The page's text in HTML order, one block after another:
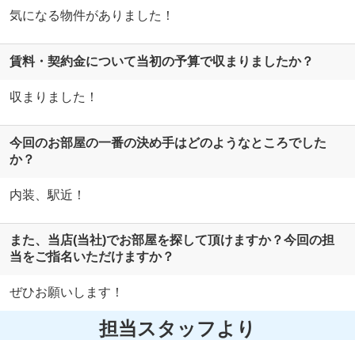
気になる物件がありました！
賃料・契約金について当初の予算で収まりましたか？
収まりました！
今回のお部屋の一番の決め手はどのようなところでした
か？
内装、駅近！
また、当店(当社)でお部屋を探して頂けますか？今回の担
当をご指名いただけますか？
ぜひお願いします！
担当スタッフより